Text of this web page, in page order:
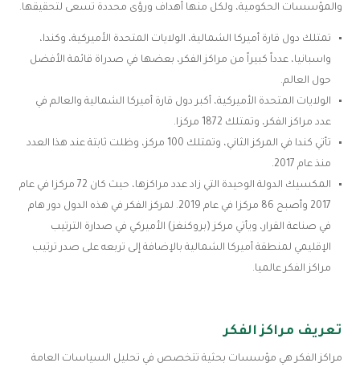
والمؤسسات الحكومية، ولكل منها أهداف ورؤى محددة تسعى لتحقيقها.
تمتلك دول قارة أميركا الشمالية، الولايات المتحدة الأميركية، وكندا،
واسبانيا، عدداً كبيراً من مراكز الفكر، بعضها في صدراة قائمة الأفضل
حول العالم.
الولايات المتحدة الأميركية، أكبر دول قارة أميركا الشمالية والعالم في
عدد مراكز الفكر، وتمتلك 1872 مركزا.
تأتي كندا في المركز الثاني، وتمتلك 100 مركز، وظلت ثابتة عند هذا العدد
منذ عام 2017.
المكسيك الدولة الوحيدة التي زاد عدد مراكزها، حيث كان 72 مركزا في عام
2017 وأصبح 86 مركزا في عام 2019. لمركز الفكر في هذه الدول دور هام
في صناعة القرار، ويأتي مركز (بروكنغز) الأميركي في صدارة الترتيب
الإقليمي لمنطقة أميركا الشمالية بالإضافة إلى تربعه على صدر ترتيب
مراكز الفكر عالميا.
تعريف مراكز الفكر
مراكز الفكر هي مؤسسات بحثية تتخصص في تحليل السياسات العامة